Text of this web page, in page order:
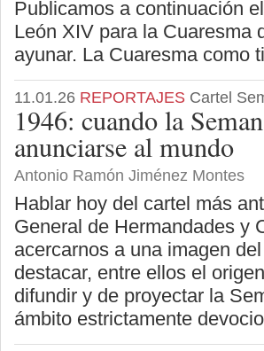
Publicamos a continuación
León XIV para la Cuaresma
ayunar. La Cuaresma como
11.01.26 REPORTAJES Cartel
1946: cuando la
anunciarse al mundo
Antonio Ramón Jiménez Montes
Hablar hoy del cartel más
General de Hermandades y
acercarnos a una imagen
destacar, entre ellos el
difundir y de proyectar la
ámbito estrictamente